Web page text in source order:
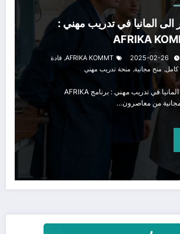
المانيا في تدريب مهني :
2025-02-26
AFRIKA KOMMT
, قادة
كامل, منح مجانية, منحة تدريب مهني
فرصة سفر الى المانيا في تدريب مهني : برنامج AFRIKA